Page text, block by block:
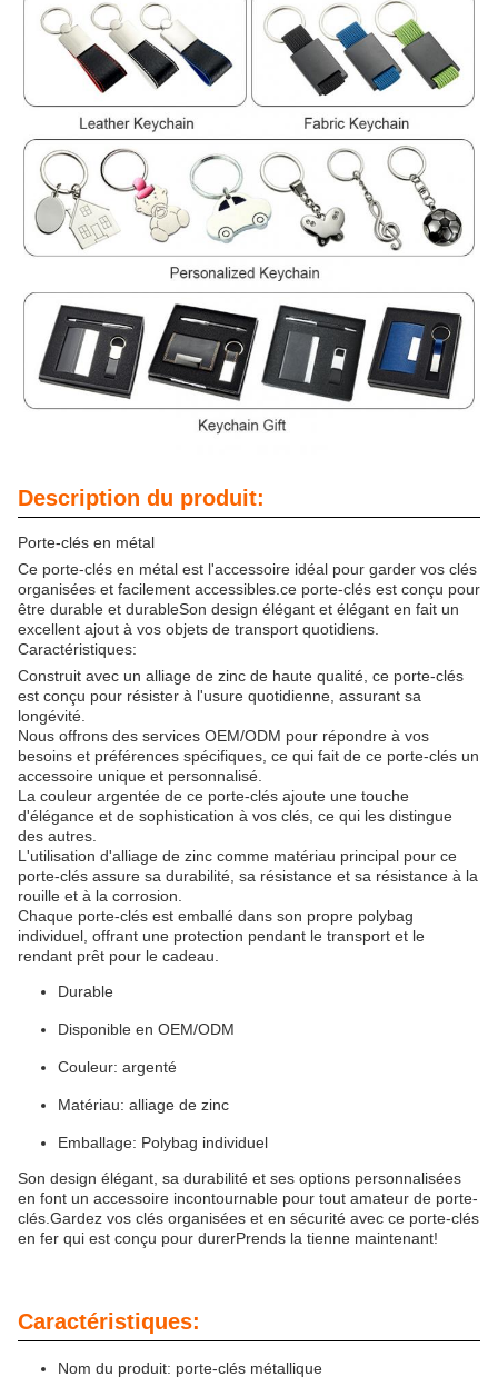
Description du produit:
Porte-clés en métal
Ce porte-clés en métal est l'accessoire idéal pour garder vos clés
organisées et facilement accessibles.ce porte-clés est conçu pour
être durable et durableSon design élégant et élégant en fait un
excellent ajout à vos objets de transport quotidiens.
Caractéristiques:
Construit avec un alliage de zinc de haute qualité, ce porte-clés
est conçu pour résister à l'usure quotidienne, assurant sa
longévité.
Nous offrons des services OEM/ODM pour répondre à vos
besoins et préférences spécifiques, ce qui fait de ce porte-clés un
accessoire unique et personnalisé.
La couleur argentée de ce porte-clés ajoute une touche
d'élégance et de sophistication à vos clés, ce qui les distingue
des autres.
L'utilisation d'alliage de zinc comme matériau principal pour ce
porte-clés assure sa durabilité, sa résistance et sa résistance à la
rouille et à la corrosion.
Chaque porte-clés est emballé dans son propre polybag
individuel, offrant une protection pendant le transport et le
rendant prêt pour le cadeau.
Durable
Disponible en OEM/ODM
Couleur: argenté
Matériau: alliage de zinc
Emballage: Polybag individuel
Son design élégant, sa durabilité et ses options personnalisées
en font un accessoire incontournable pour tout amateur de porte-
clés.Gardez vos clés organisées et en sécurité avec ce porte-clés
en fer qui est conçu pour durerPrends la tienne maintenant!
Caractéristiques:
Nom du produit: porte-clés métallique